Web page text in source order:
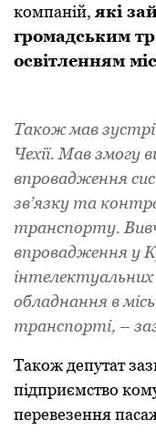
компаній, які
громадським
освітленням
Також мав
Чехії. Мав змогу
впровадження
зв’язку та
транспорту.
впровадження у
обладнання в
транспорті, –
Також депутат
підприємство
перевезення